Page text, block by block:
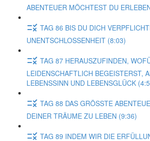
ABENTEUER MÖCHTEST DU
TAG 86 BIS DU DICH
UNENTSCHLOSSENHEIT (8:03)
TAG 87 HERAUSZUFINDEN,
LEIDENSCHAFTLICH BEGEISTERST,
LEBENSSINN UND LEBENSGLÜCK
TAG 88 DAS GRÖSSTE
DEINER TRÄUME ZU LEBEN (9:36)
TAG 89 INDEM WIR DIE